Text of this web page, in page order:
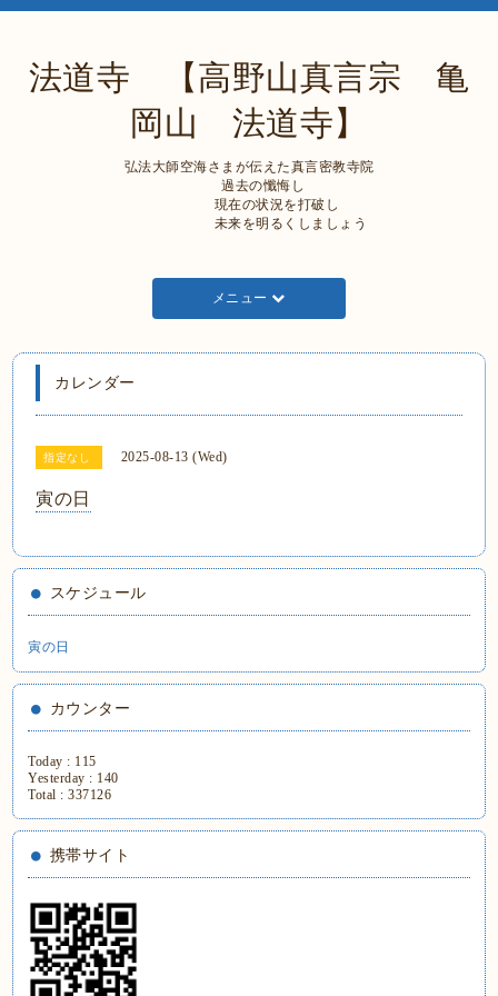
法道寺 【高野山真言宗 亀
岡山 法道寺】
弘法大師空海さまが伝えた真言密教寺院
過去の懺悔し
現在の状況を打破し
未来を明るくしましょう
メニュー
カレンダー
指定なし 2025-08-13 (Wed)
寅の日
スケジュール
寅の日
カウンター
Today : 115
Yesterday : 140
Total :337126
携帯サイト